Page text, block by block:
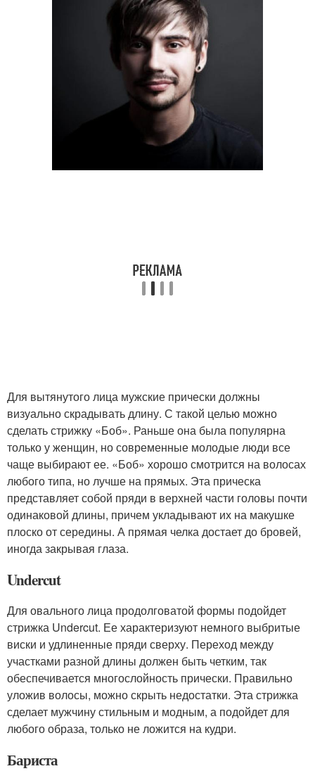
Для вытянутого лица мужские прически должны
визуально скрадывать длину. С такой целью можно
сделать стрижку «Боб». Раньше она была популярна
только у женщин, но современные молодые люди все
чаще выбирают ее. «Боб» хорошо смотрится на волосах
любого типа, но лучше на прямых. Эта прическа
представляет собой пряди в верхней части головы почти
одинаковой длины, причем укладывают их на макушке
плоско от середины. А прямая челка достает до бровей,
иногда закрывая глаза.
Undercut
Для овального лица продолговатой формы подойдет
стрижка Undercut. Ее характеризуют немного выбритые
виски и удлиненные пряди сверху. Переход между
участками разной длины должен быть четким, так
обеспечивается многослойность прически. Правильно
уложив волосы, можно скрыть недостатки. Эта стрижка
сделает мужчину стильным и модным, а подойдет для
любого образа, только не ложится на кудри.
Бариста